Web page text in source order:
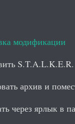
модификации
архив и
через ярлык в